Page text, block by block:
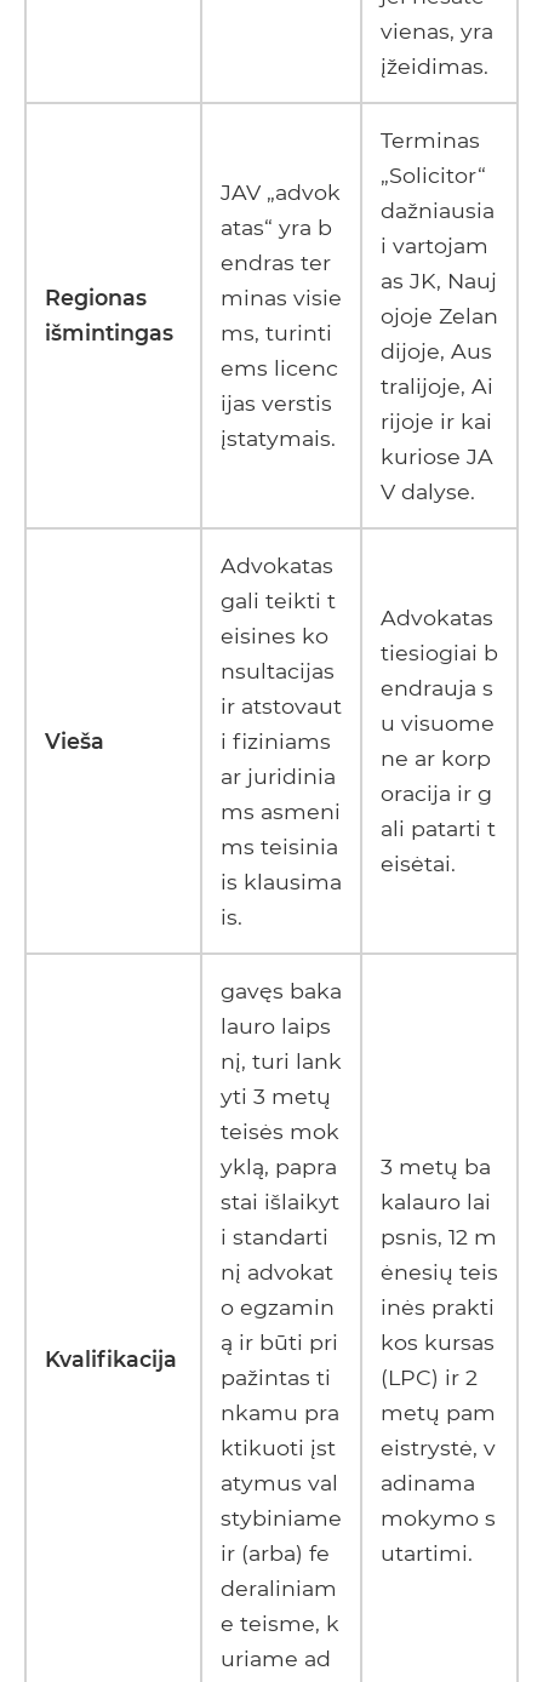
vienas, yra
įžeidimas.
Regionas
išmintingas
JAV „advok
atas“ yra b
endras ter
minas visie
ms, turinti
ems licenc
ijas verstis
įstatymais.
Terminas
„Solicitor“
dažniausia
i vartojam
as JK, Nauj
ojoje Zelan
dijoje, Aus
tralijoje, Ai
rijoje ir kai
kuriose JA
V dalyse.
Vieša
Advokatas
gali teikti t
eisines ko
nsultacijas
ir atstovaut
i fiziniams
ar juridinia
ms asmeni
ms teisinia
is klausima
is.
Advokatas
tiesiogiai b
endrauja s
u visuome
ne ar korp
oracija ir g
ali patarti t
eisėtai.
Kvalifikacija
gavęs baka
lauro laips
nį, turi lank
yti 3 metų
teisės mok
yklą, papra
stai išlaikyt
i standarti
nį advokat
o egzamin
ą ir būti pri
pažintas ti
nkamu pra
ktikuoti įst
atymus val
stybiniame
ir (arba) fe
deraliniam
e teisme, k
uriame ad
3 metų ba
kalauro lai
psnis, 12 m
ėnesių teis
inės prakti
kos kursas
(LPC) ir 2
metų pam
eistrystė, v
adinama
mokymo s
utartimi.